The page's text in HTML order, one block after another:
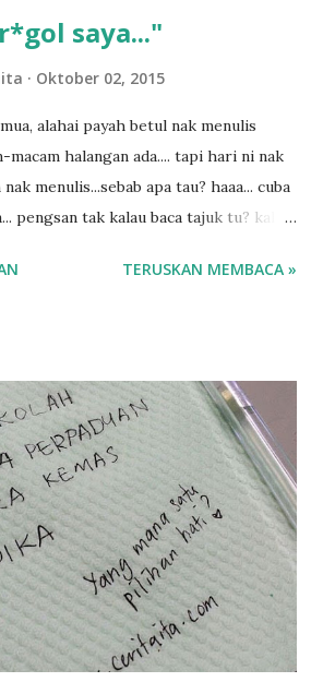
saya..."
Oktober 02, 2015
alahai payah betul nak menulis
macam halangan ada.... tapi hari ni nak
menulis...sebab apa tau? haaa... cuba
pengsan tak kalau baca tajuk tu? kalau
aku....diulangi ANAK AKU ....adoiiii
shah singgah Giant beli barang
dari dalam kereta tu biasalah kan
pimpin anak-anak jalan sampai masuk
bagi anak 4 macam kami ni bahagi-
siapa... dan biasanya aku akan
pimpin kakak husna... yang abg
terserah pada shah la pulak.. tapi
semua nak ummi pimpin... ajer rebeh
TERUSKAN MEMBACA »